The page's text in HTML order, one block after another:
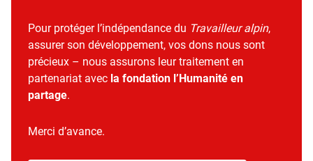
Pour protéger l’indépendance du Travailleur alpin,
assurer son développement, vos dons nous sont
précieux – nous assurons leur traitement en
partenariat avec la fondation l’Humanité en
partage.
Merci d’avance.